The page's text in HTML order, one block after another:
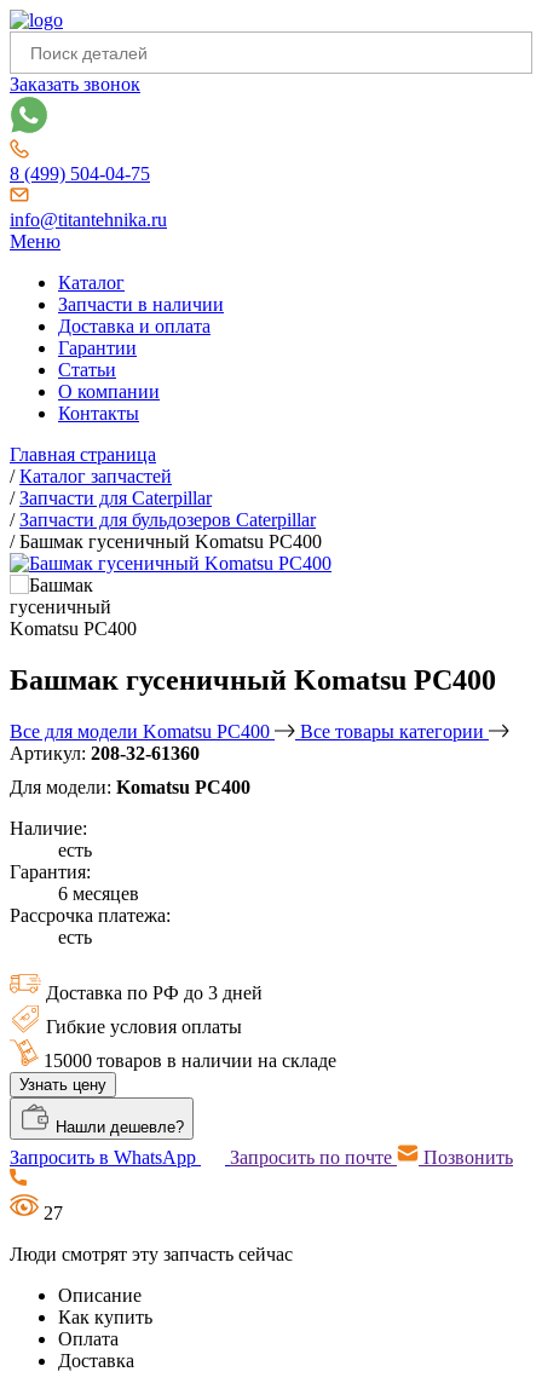
Заказать звонок
8 (499) 504-04-75
info@titantehnika.ru
Меню
Каталог
Запчасти в наличии
Доставка и оплата
Гарантии
Статьи
О компании
Контакты
Главная страница
/Каталог запчастей
/Запчасти для Caterpillar
/Запчасти для бульдозеров Caterpillar
/Башмак гусеничный Komatsu PC400
Башмак гусеничный Komatsu PC400
Все для модели Komatsu PC400
Все товары категории
Артикул: 208-32-61360
Для модели: Komatsu PC400
Наличие:
есть
Гарантия:
6 месяцев
Рассрочка платежа:
есть
Доставка по РФ до 3 дней
Гибкие условия оплаты
15000 товаров в наличии на складе
Узнать цену
Нашли дешевле?
Запросить в WhatsApp Запросить по почте Позвонить
27
Люди смотрят эту запчасть сейчас
Описание
Как купить
Оплата
Доставка